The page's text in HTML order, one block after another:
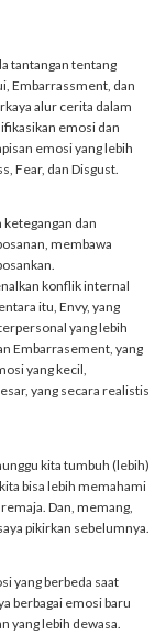
tantangan tentang
Embarrassment, dan
alur cerita dalam
emosi dan
emosi yang lebih
Fear, dan Disgust.
dan
membawa
konflik internal
itu, Envy, yang
yang lebih
Embarrasement, yang
yang kecil,
yang secara realistis
kita tumbuh (lebih)
bisa lebih memahami
Dan, memang,
pikirkan sebelumnya.
yang berbeda saat
berbagai emosi baru
yang lebih dewasa.